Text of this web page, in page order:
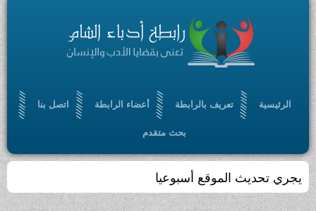
الرئيسية تعريف بالرابطة أعضاء الرابطة اتصل بنا
بحث متقدم
يجري تحديث الموقع أسبوعيا